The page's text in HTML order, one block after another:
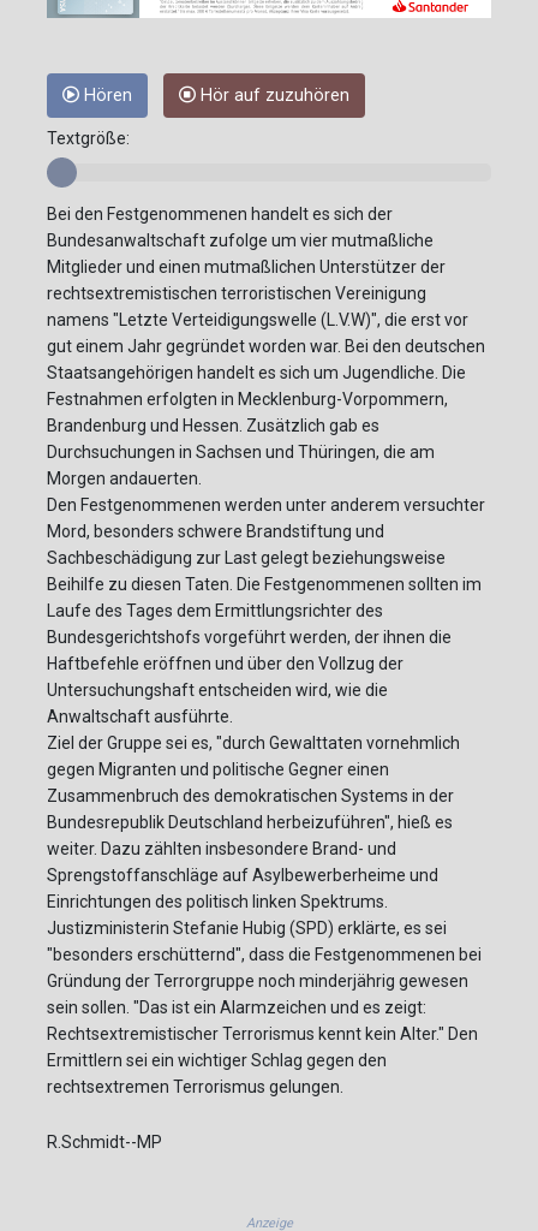
Hören Hör auf zuzuhören
Textgröße:
Bei den Festgenommenen handelt es sich der
Bundesanwaltschaft zufolge um vier mutmaßliche
Mitglieder und einen mutmaßlichen Unterstützer der
rechtsextremistischen terroristischen Vereinigung
namens "Letzte Verteidigungswelle (L.V.W)", die erst vor
gut einem Jahr gegründet worden war. Bei den deutschen
Staatsangehörigen handelt es sich um Jugendliche. Die
Festnahmen erfolgten in Mecklenburg-Vorpommern,
Brandenburg und Hessen. Zusätzlich gab es
Durchsuchungen in Sachsen und Thüringen, die am
Morgen andauerten.
Den Festgenommenen werden unter anderem versuchter
Mord, besonders schwere Brandstiftung und
Sachbeschädigung zur Last gelegt beziehungsweise
Beihilfe zu diesen Taten. Die Festgenommenen sollten im
Laufe des Tages dem Ermittlungsrichter des
Bundesgerichtshofs vorgeführt werden, der ihnen die
Haftbefehle eröffnen und über den Vollzug der
Untersuchungshaft entscheiden wird, wie die
Anwaltschaft ausführte.
Ziel der Gruppe sei es, "durch Gewalttaten vornehmlich
gegen Migranten und politische Gegner einen
Zusammenbruch des demokratischen Systems in der
Bundesrepublik Deutschland herbeizuführen", hieß es
weiter. Dazu zählten insbesondere Brand- und
Sprengstoffanschläge auf Asylbewerberheime und
Einrichtungen des politisch linken Spektrums.
Justizministerin Stefanie Hubig (SPD) erklärte, es sei
"besonders erschütternd", dass die Festgenommenen bei
Gründung der Terrorgruppe noch minderjährig gewesen
sein sollen. "Das ist ein Alarmzeichen und es zeigt:
Rechtsextremistischer Terrorismus kennt kein Alter." Den
Ermittlern sei ein wichtiger Schlag gegen den
rechtsextremen Terrorismus gelungen.
R.Schmidt--MP
Anzeige